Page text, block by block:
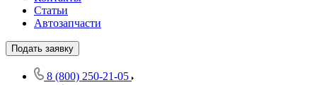
Статьи
Автозапчасти
Подать заявку
8 (800) 250-21-05